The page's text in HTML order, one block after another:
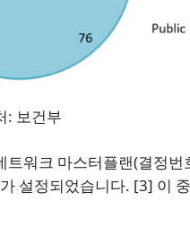
: 보건부
워크 마스터플랜(결정
설정되었습니다. [3] 이